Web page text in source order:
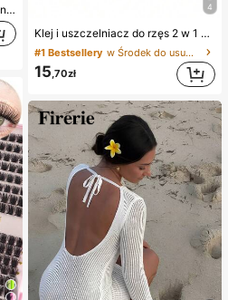
Aloruh Damska sukienka w ciemnobrązowym kolorze z drapowaną dekoltem, o kroju A, zwiewna, wiązana z tyłu, formalna, letnia, szykowna, elegancka, tropikalna, dla gości weselnych, koktajlowa, imprezowa 4
Klej i uszczelniacz do rzęs 2 w 1 10 ml, remover 5 ml, pęseta, do sztucznych rzęs, cienki i trwały, wodoodporny, do noszenia przez cały dzień, do samodzielnego przedłużania rzęs, niezbędny
#1 Bestsellery w Środek do usuwania kleju Kleje do rzęs i rzęs
15,70zł